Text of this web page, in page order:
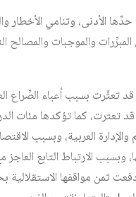
الأدنى، وتنامي
والموجبات والمصالح
تعثَّرت بسبب أعباء الصِّراع
تعثرت، كما تؤكدها مئات
العربية، وبسبب
الارتباط التابع
ثمن مواقفها الاستقلالية